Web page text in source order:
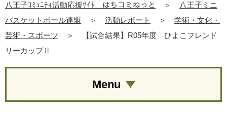
八王子ｺﾐｭﾆﾃｨ活動応援ｻｲﾄ はちコミねっと ＞
八王子ミニ
バスケットボール連盟
＞ 活動レポート ＞
学術・文化・
芸術・スポーツ
＞
【試合結果】R05年度 ひよこフレンド
リーカップⅡ
Menu